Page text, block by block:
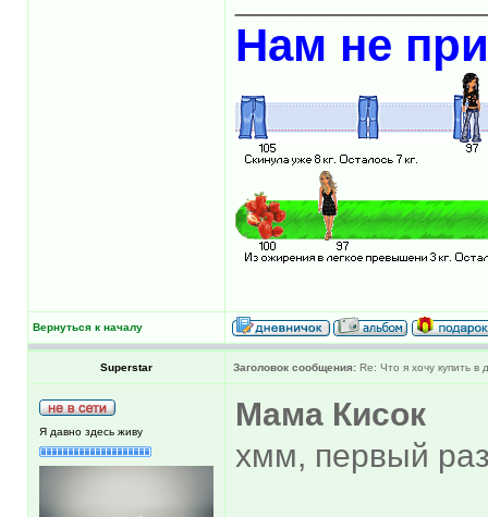
Нам не
Вернуться к началу
Superstar Заголовок сообщения: Re: Что я хочу купить
Я давно здесь живу
Мама Кисок
хмм, первый